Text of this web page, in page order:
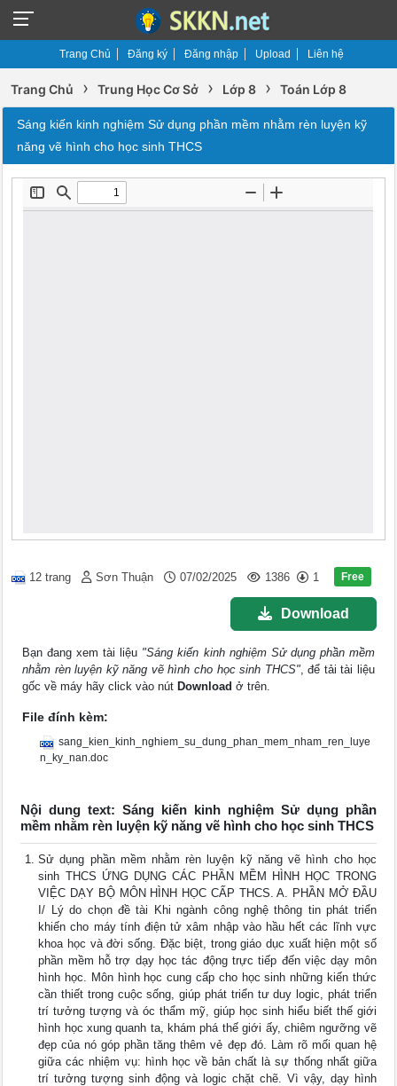
Trang Chủ Đăng ký Đăng nhập Upload Liên hệ
Trang Chủ › Trung Học Cơ Sở › Lớp 8 › Toán Lớp 8
Sáng kiến kinh nghiệm Sử dụng phần mềm nhằm rèn luyện kỹ
năng vẽ hình cho học sinh THCS
12 trang Sơn Thuận 07/02/2025 1386 1 Free
Download
Bạn đang xem tài liệu "Sáng kiến kinh nghiệm Sử dụng phần mềm
nhằm rèn luyện kỹ năng vẽ hình cho học sinh THCS", để tải tài liệu
gốc về máy hãy click vào nút Download ở trên.
File đính kèm:
sang_kien_kinh_nghiem_su_dung_phan_mem_nham_ren_luye
n_ky_nan.doc
Nội dung text: Sáng kiến kinh nghiệm Sử dụng phần
mềm nhằm rèn luyện kỹ năng vẽ hình cho học sinh THCS
Sử dụng phần mềm nhằm rèn luyện kỹ năng vẽ hình cho học
sinh THCS ỨNG DỤNG CÁC PHẦN MỀM HÌNH HỌC TRONG
VIỆC DẠY BỘ MÔN HÌNH HỌC CẤP THCS. A. PHẦN MỞ ĐẦU
I/ Lý do chọn đề tài Khi ngành công nghệ thông tin phát triển
khiến cho máy tính điện tử xâm nhập vào hầu hết các lĩnh vực
khoa học và đời sống. Đặc biệt, trong giáo dục xuất hiện một số
phần mềm hỗ trợ dạy học tác động trực tiếp đến việc dạy môn
hình học. Môn hình học cung cấp cho học sinh những kiến thức
cần thiết trong cuộc sống, giúp phát triển tư duy logic, phát triển
trí tưởng tượng và óc thẩm mỹ, giúp học sinh hiểu biết thế giới
hình học xung quanh ta, khám phá thế giới ấy, chiêm ngưỡng vẽ
đẹp của nó góp phần tăng thêm vẻ đẹp đó. Làm rõ mối quan hệ
giữa các nhiệm vụ: hình học về bản chất là sự thống nhất giữa
trí tưởng tượng sinh động và logic chặt chẽ. Vì vậy, dạy hình